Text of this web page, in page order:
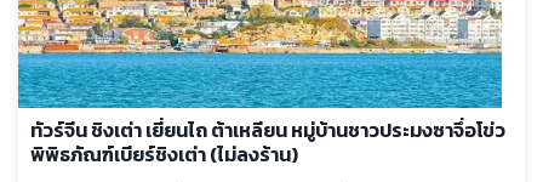
ทัวร์จีน ชิงเต่า เยี่ยนไถ ต้าเหลียน หมู่บ้านชาวประมงซาจึ่อโข่ว
พิพิธภัณฑ์เบียร์ชิงเต่า (ไม่ลงร้าน)